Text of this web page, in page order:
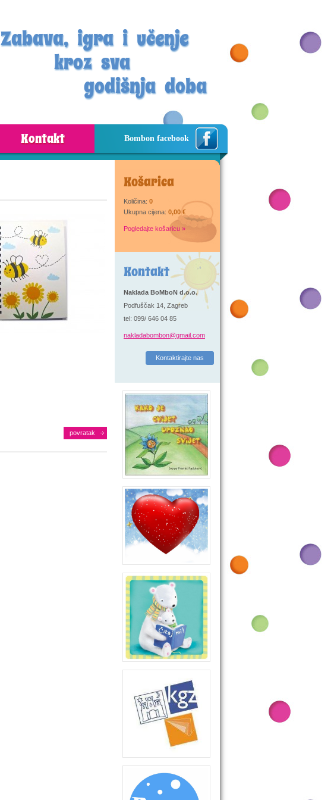
Zabava, igra i učenje
kroz sva
godišnja doba
Bombon facebook
Kontakt
povratak
Košarica
Količina: 0
Ukupna cijena: 0,00 €
Pogledajte košaricu »
Kontakt
Naklada BoMboN d.o.o.
Podfuščak 14, Zagreb
tel: 099/ 646 04 85
nakladabombon@gmail.com
Kontaktirajte nas